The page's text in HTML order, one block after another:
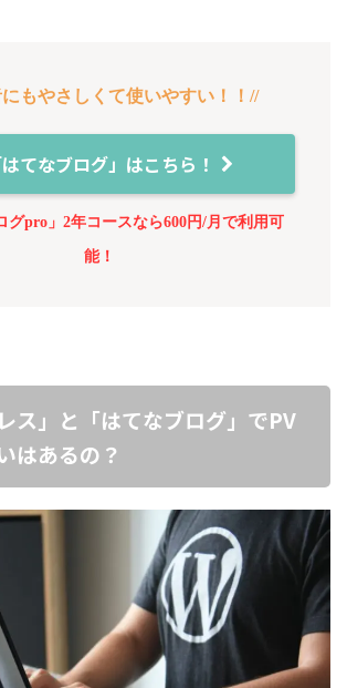
もやさしくて使いやすい！！//
はてなブログ」はこちら！
グpro」2年コースなら600円/月で利用可
能！
ス」と「はてなブログ」でPV
はあるの？